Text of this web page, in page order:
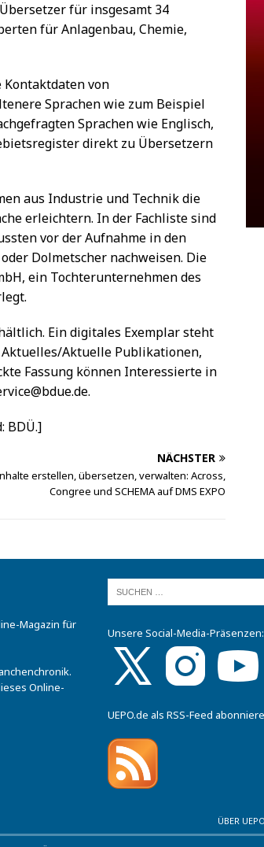
für insgesamt 34
für Anlagenbau, Chemie,
Kontaktdaten von
Sprachen wie zum Beispiel
Sprachen wie Englisch,
direkt zu Übersetzern
aus Industrie und Technik die
erleichtern. In der Fachliste sind
vor der Aufnahme in den
Dolmetscher nachweisen. Die
ein Tochterunternehmen des
Ein digitales Exemplar steht
Aktuelle Publikationen,
Fassung können Interessierte in
BDÜ.]
NÄCHSTER
erstellen, übersetzen, verwalten: Across,
Congree und SCHEMA auf DMS EXPO
Magazin für
Online-
Unsere Social-Media-Präsenzen:
UEPO.de als RSS-Feed
ÜBER